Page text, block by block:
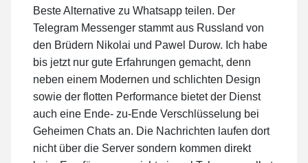
Beste Alternative zu Whatsapp teilen. Der
Telegram Messenger stammt aus Russland von
den Brüdern Nikolai und Pawel Durow. Ich habe
bis jetzt nur gute Erfahrungen gemacht, denn
neben einem Modernen und schlichten Design
sowie der flotten Performance bietet der Dienst
auch eine Ende- zu-Ende Verschlüsselung bei
Geheimen Chats an. Die Nachrichten laufen dort
nicht über die Server sondern kommen direkt